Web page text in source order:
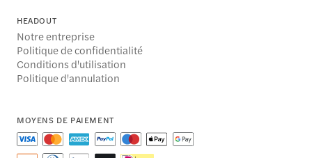
HEADOUT
Notre entreprise
Politique de confidentialité
Conditions d'utilisation
Politique d'annulation
MOYENS DE PAIEMENT